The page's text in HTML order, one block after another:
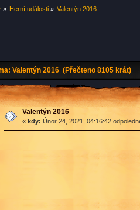
» Herní události» Valentýn 2016
Valentýn 2016 (Přečteno 8105 krát)
Valentýn 2016
« kdy: Únor 24, 2021, 04:16:42